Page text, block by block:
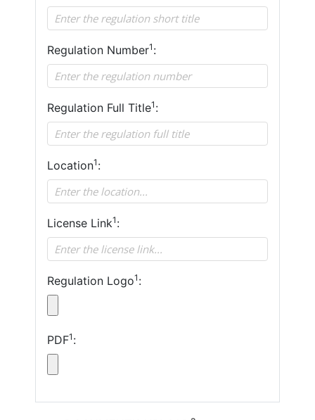
Regulation Number1 :
Regulation Full Title1 :
Location1 :
License Link1 :
Regulation Logo1 :
PDF1 :